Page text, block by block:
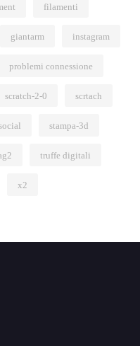
filamenti
giantarm instagram
problemi connessione
scratch-2-0 scrtach
stampa-3d
truffe digitali
x2